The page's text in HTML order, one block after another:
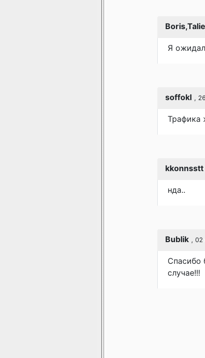
Я
soffokl ,
Трафика
kkonnsstt
нда..
Bublik , 02
Спасибо
случае!!!